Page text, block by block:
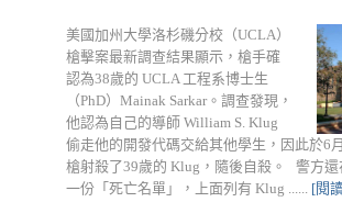
美國加州大學洛杉磯分校（UCLA）
槍擊案最新調查結果顯示，槍手確
認為38歲的 UCLA 工程系博士生
（PhD）Mainak Sarkar。調查發現，
他認為自己的導師 William S. Klug
偷走他的開發代碼交給其他學生，因此於6
槍射殺了39歲的 Klug，隨後自殺。 警方還
一份「死亡名單」，上面列有 Klug ...... [閱